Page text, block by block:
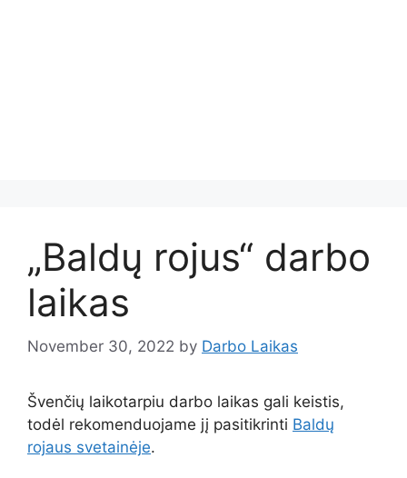
„Baldų rojus“ darbo
laikas
November 30, 2022 by Darbo Laikas
Švenčių laikotarpiu darbo laikas gali keistis,
todėl rekomenduojame jį pasitikrinti Baldų
rojaus svetainėje.